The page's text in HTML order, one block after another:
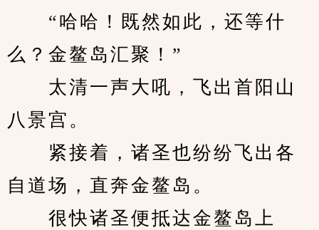
“哈哈！既然如此，还等什
么？金鳌岛汇聚！”
太清一声大吼，飞出首阳山
八景宫。
紧接着，诸圣也纷纷飞出各
自道场，直奔金鳌岛。
很快诸圣便抵达金鳌岛上